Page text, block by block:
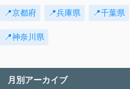
📍京都府 📍兵庫県 📍千葉県
📍神奈川県
月別アーカイブ